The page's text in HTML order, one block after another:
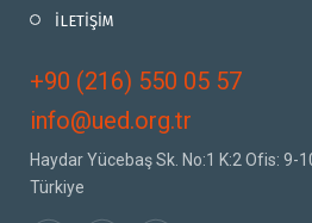
İLETİŞİM
+90 (216) 550 05 57
info@ued.org.tr
Haydar Yücebaş Sk. No:1 K:2 Ofis: 9-
Türkiye